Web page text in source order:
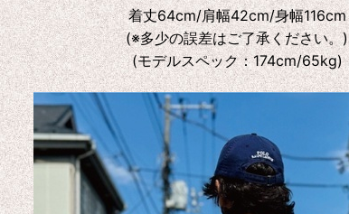
着丈64cm/肩幅42cm/身幅116cm
(※多少の誤差はご了承ください。)
(モデルスペック：174cm/65kg)